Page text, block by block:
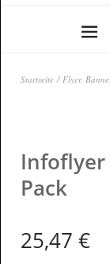
Startseite / Flyer,
Infoflyer
Pack
25,47 €